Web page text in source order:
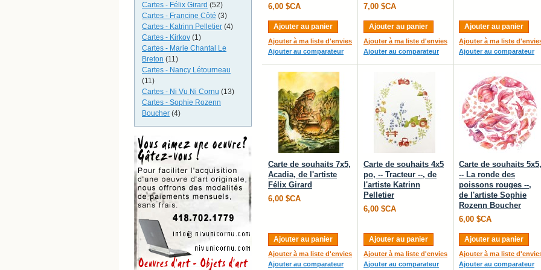
6,00 $CA
Ajouter au panier
Ajouter à ma liste d'envies
Ajouter au comparateur
7,00 $CA
Ajouter au panier
Ajouter à ma liste d'envies
Ajouter au comparateur
Ajouter au panier
Ajouter à ma liste
Ajouter au comparateur
Carte de souhaits 7x5,
Acadia, de l'artiste
Félix Girard
6,00 $CA
Ajouter au panier
Ajouter à ma liste d'envies
Ajouter au comparateur
Carte de souhaits 4x5
po, -- Tracteur --, de
l'artiste Katrinn
Pelletier
6,00 $CA
Ajouter au panier
Ajouter à ma liste d'envies
Ajouter au comparateur
Carte de souhaits 5x5,
-- La ronde des
poissons rouges --,
de l'artiste Sophie
Rozenn Boucher
6,00 $CA
Ajouter au panier
Ajouter à ma liste
Ajouter au comparateur
Cartes - Félix Girard (52)
Cartes - Francine Côté (3)
Cartes - Katrinn Pelletier (4)
Cartes - Kirkov (1)
Cartes - Marie Chantal Le
Breton (11)
Cartes - Nancy Létourneau
(11)
Cartes - Ni Vu Ni Cornu (13)
Cartes - Sophie Rozenn
Boucher (4)